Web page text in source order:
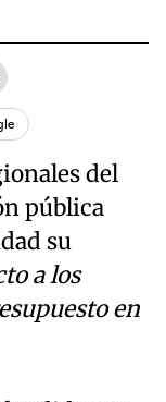
del
pública
su
a los
en